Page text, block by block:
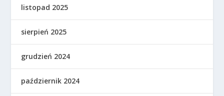
listopad 2025
sierpień 2025
grudzień 2024
październik 2024